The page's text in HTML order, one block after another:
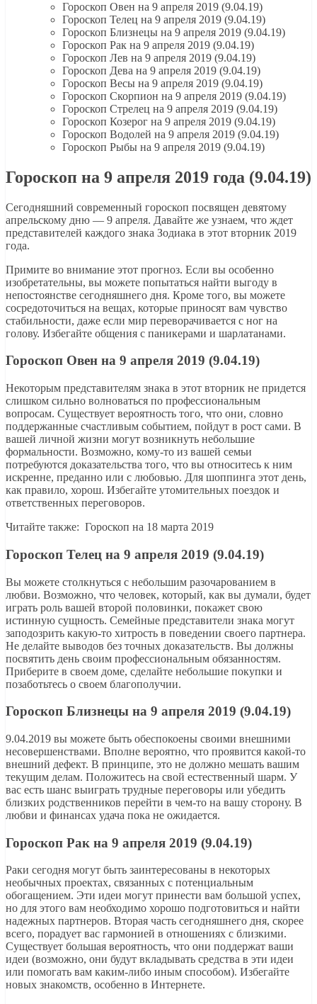
Гороскоп Овен на 9 апреля 2019 (9.04.19)
Гороскоп Телец на 9 апреля 2019 (9.04.19)
Гороскоп Близнецы на 9 апреля 2019 (9.04.19)
Гороскоп Рак на 9 апреля 2019 (9.04.19)
Гороскоп Лев на 9 апреля 2019 (9.04.19)
Гороскоп Дева на 9 апреля 2019 (9.04.19)
Гороскоп Весы на 9 апреля 2019 (9.04.19)
Гороскоп Скорпион на 9 апреля 2019 (9.04.19)
Гороскоп Стрелец на 9 апреля 2019 (9.04.19)
Гороскоп Козерог на 9 апреля 2019 (9.04.19)
Гороскоп Водолей на 9 апреля 2019 (9.04.19)
Гороскоп Рыбы на 9 апреля 2019 (9.04.19)
Гороскоп на 9 апреля 2019 года (9.04.19)
Сегодняшний современный гороскоп посвящен девятому
апрельскому дню — 9 апреля. Давайте же узнаем, что ждет
представителей каждого знака Зодиака в этот вторник 2019
года.
Примите во внимание этот прогноз. Если вы особенно
изобретательны, вы можете попытаться найти выгоду в
непостоянстве сегодняшнего дня. Кроме того, вы можете
сосредоточиться на вещах, которые приносят вам чувство
стабильности, даже если мир переворачивается с ног на
голову. Избегайте общения с паникерами и шарлатанами.
Гороскоп Овен на 9 апреля 2019 (9.04.19)
Некоторым представителям знака в этот вторник не придется
слишком сильно волноваться по профессиональным
вопросам. Существует вероятность того, что они, словно
поддержанные счастливым событием, пойдут в рост сами. В
вашей личной жизни могут возникнуть небольшие
формальности. Возможно, кому-то из вашей семьи
потребуются доказательства того, что вы относитесь к ним
искренне, преданно или с любовью. Для шоппинга этот день,
как правило, хорош. Избегайте утомительных поездок и
ответственных переговоров.
Читайте также: Гороскоп на 18 марта 2019
Гороскоп Телец на 9 апреля 2019 (9.04.19)
Вы можете столкнуться с небольшим разочарованием в
любви. Возможно, что человек, который, как вы думали, будет
играть роль вашей второй половинки, покажет свою
истинную сущность. Семейные представители знака могут
заподозрить какую-то хитрость в поведении своего партнера.
Не делайте выводов без точных доказательств. Вы должны
посвятить день своим профессиональным обязанностям.
Приберите в своем доме, сделайте небольшие покупки и
позаботьтесь о своем благополучии.
Гороскоп Близнецы на 9 апреля 2019 (9.04.19)
9.04.2019 вы можете быть обеспокоены своими внешними
несовершенствами. Вполне вероятно, что проявится какой-то
внешний дефект. В принципе, это не должно мешать вашим
текущим делам. Положитесь на свой естественный шарм. У
вас есть шанс выиграть трудные переговоры или убедить
близких родственников перейти в чем-то на вашу сторону. В
любви и финансах удача пока не ожидается.
Гороскоп Рак на 9 апреля 2019 (9.04.19)
Раки сегодня могут быть заинтересованы в некоторых
необычных проектах, связанных с потенциальным
обогащением. Эти идеи могут принести вам большой успех,
но для этого вам необходимо хорошо подготовиться и найти
надежных партнеров. Вторая часть сегодняшнего дня, скорее
всего, порадует вас гармонией в отношениях с близкими.
Существует большая вероятность, что они поддержат ваши
идеи (возможно, они будут вкладывать средства в эти идеи
или помогать вам каким-либо иным способом). Избегайте
новых знакомств, особенно в Интернете.